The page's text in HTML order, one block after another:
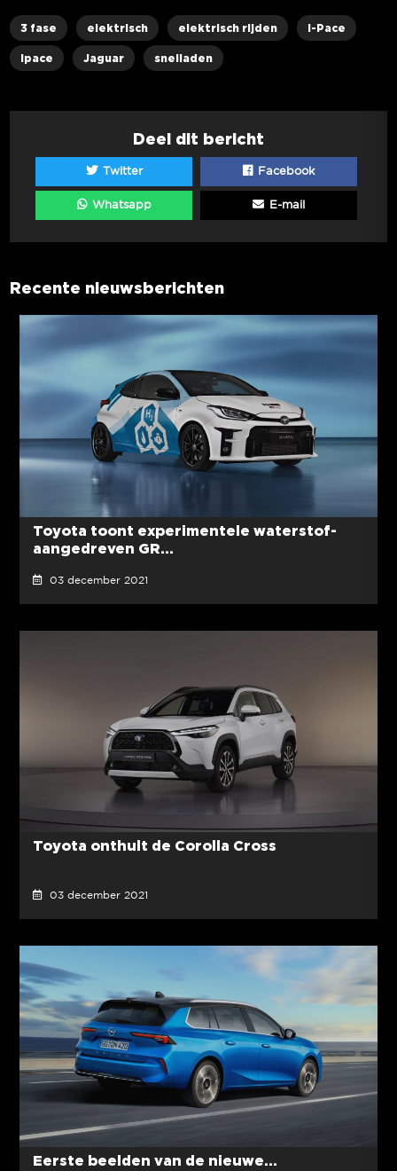
3 fase elektrisch elektrisch rijden i-Pace
ipace Jaguar snelladen
Deel dit bericht
Twitter Facebook
Whatsapp E-mail
Recente nieuwsberichten
Toyota toont experimentele waterstof-
aangedreven GR...
03 december 2021
Toyota onthult de Corolla Cross
03 december 2021
Eerste beelden van de nieuwe...